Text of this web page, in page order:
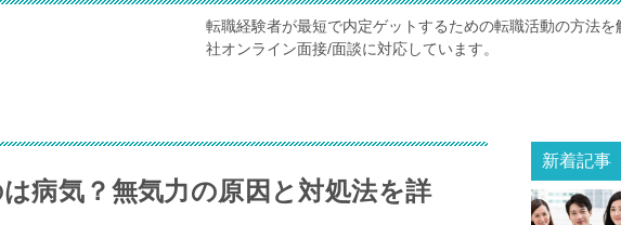
転職経験者が最短で内定ゲットするための転職活動の方法
社オンライン面接/面談に対応しています。
病気？無気力の原因と対処法を詳
新着記事